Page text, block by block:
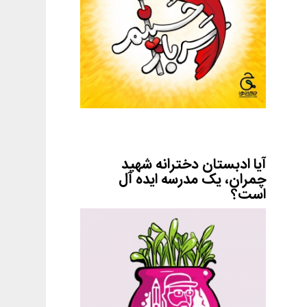
آیا ادبستان دخترانه شهید
چمران، یک مدرسه ایده آل
است؟